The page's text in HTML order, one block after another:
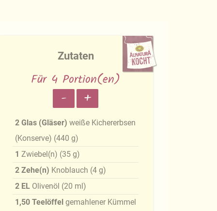
Zutaten
Für 4 Portion(en)
- +
2 Glas (Gläser) weiße Kichererbsen
(Konserve) (440 g)
1 Zwiebel(n) (35 g)
2 Zehe(n) Knoblauch (4 g)
2 EL Olivenöl (20 ml)
1,50 Teelöffel gemahlener Kümmel